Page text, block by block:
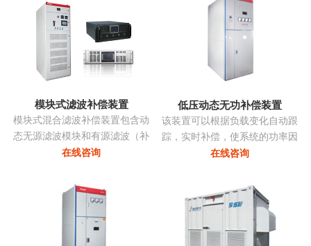
模块式滤波补偿装置
模块式混合滤波补偿装置包含动
态无源滤波模块和有源滤波（补
偿）模块两部分，共同承担无功
分和无源部分均由同一控制器控
制。无源部分包括多组单调谐支
路，主要动态调节无功并抑制特
征次谐波电流。有源滤波模块动
在线咨询
低压动态无功补偿装置
该装置可以根据负载变化自动跟
踪，实时补偿，使系统的功率因
数始终保持在最佳点，同时采用
合，组装维护极为方便且可以进
行随意的扩展，性价比非常高...
在线咨询